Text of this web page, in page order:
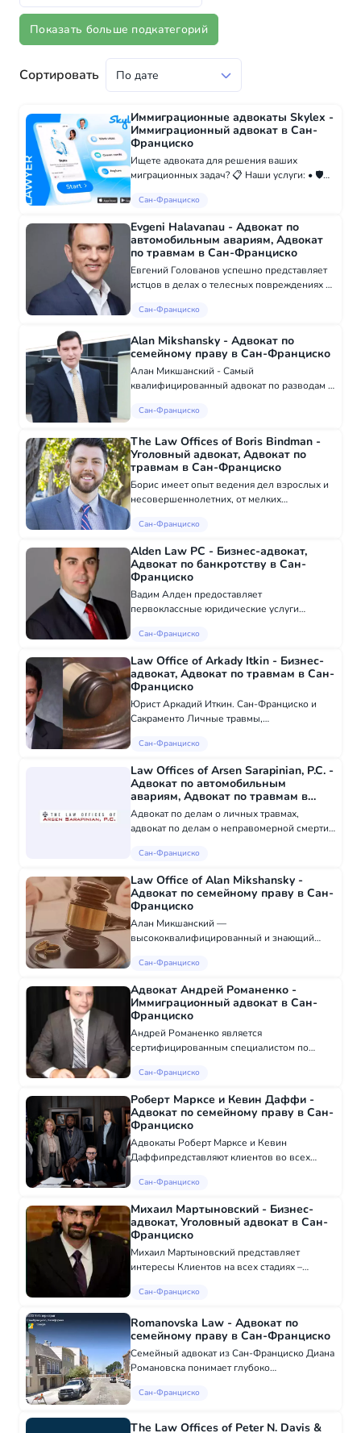
Показать больше подкатегорий
Сортировать
Иммиграционные адвокаты Skylex -
Иммиграционный адвокат в Сан-
Франциско
Ищете адвоката для решения ваших
миграционных задач? 📋 Наши услуги: • 🛡
гринкарты • ⚖ Апелляции и ускорение
Воссоединение се...
Сан-Франциско
Evgeni Halavanau - Адвокат по
автомобильным авариям, Адвокат
по травмам в Сан-Франциско
Евгений Голованов успешно представляет
истцов в делах о телесных повреждениях и
ДТП с участием пешеходов Аварии с Убер
велосипед...
Сан-Франциско
Alan Mikshansky - Адвокат по
семейному праву в Сан-Франциско
Алан Микшанский - Самый
квалифицированный адвокат по разводам в
полный спектр юридических услуг в
которые мы стараемся персона...
Сан-Франциско
The Law Offices of Boris Bindman -
Уголовный адвокат, Адвокат по
травмам в Сан-Франциско
Борис имеет опыт ведения дел взрослых и
несовершеннолетних, от мелких
преступлений. Языки Английский :
Разговорный, Письменный Област...
Сан-Франциско
Alden Law PC - Бизнес-адвокат,
Адвокат по банкротству в Сан-
Франциско
Вадим Алден предоставляет
первоклассные юридические услуги
различным вопросам бизнеса и
по-русски и хорошо говорит по-испански....
Сан-Франциско
Law Office of Arkady Itkin - Бизнес-
адвокат, Адвокат по травмам в Сан-
Франциско
Юрист Аркадий Иткин. Сан-Франциско и
Сакраменто Личные травмы,
бизнес-юрист Языки - Иврит : разговорный,
Письменный Области...
Сан-Франциско
Law Offices of Arsen Sarapinian, P.C. -
Адвокат по автомобильным
авариям, Адвокат по травмам в
Сан-Франциско
Адвокат по делам о личных травмах,
адвокат по делам о неправомерной смерти,
адвокат по ДТП с участием мотоциклов,
адво...
Сан-Франциско
Law Office of Alan Mikshansky -
Адвокат по семейному праву в Сан-
Франциско
Алан Микшанский —
высококвалифицированный и знающий
летним опытом работы в судебных
добровольного внесудебного урегул...
Сан-Франциско
Адвокат Андрей Романенко -
Иммиграционный адвокат в Сан-
Франциско
Андрей Романенко является
сертифицированным специалистом по
следующих шести языках: беларуский,
польский Первая консу...
Сан-Франциско
Роберт Марксе и Кевин Даффи -
Адвокат по семейному праву в Сан-
Франциско
Адвокаты Роберт Марксе и Кевин
Даффипредставляют клиентов во всех
ПРАКТИКИ Развод Раздел имущества и
Алименты Поддержка детей...
Сан-Франциско
Михаил Мартыновский - Бизнес-
адвокат, Уголовный адвокат в Сан-
Франциско
Михаил Мартыновский представляет
интересы Клиентов на всех стадиях –
заканчивая представлением интересов
Составление официаль...
Сан-Франциско
Romanovska Law - Адвокат по
семейному праву в Сан-Франциско
Семейный адвокат из Сан-Франциско Диана
Романовска понимает глубоко
проблемы, которые возникают в сложных
время, чтобы выслу...
Сан-Франциско
The Law Offices of Peter N. Davis &